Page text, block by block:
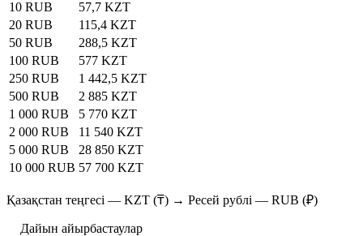
10 RUB
57,7 KZT
20 RUB
115,4 KZT
50 RUB
288,5 KZT
100 RUB
577 KZT
250 RUB
1 442,5 KZT
500 RUB
2 885 KZT
1 000 RUB
5 770 KZT
2 000 RUB
11 540 KZT
5 000 RUB
28 850 KZT
10 000 RUB 57 700 KZT
Қазақстан теңгесі — KZT (₸) → Ресей рублі — RUB (₽)
Дайын айырбастаулар